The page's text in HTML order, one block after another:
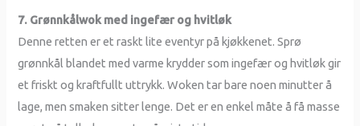
7. Grønnkålwok med ingefær og hvitløk
Denne retten er et raskt lite eventyr på kjøkkenet. Sprø
grønnkål blandet med varme krydder som ingefær og hvitløk gir
et friskt og kraftfullt uttrykk. Woken tar bare noen minutter å
lage, men smaken sitter lenge. Det er en enkel måte å få masse